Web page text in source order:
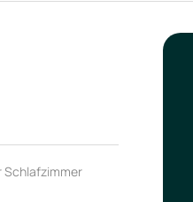
Schlafzimmer